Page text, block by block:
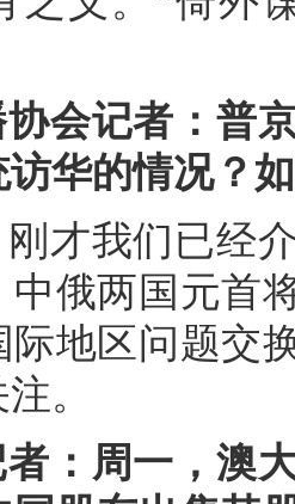
协会记者：普
华的情况？
才我们已经
中俄两国元首
际地区问题交
。
：周一，澳